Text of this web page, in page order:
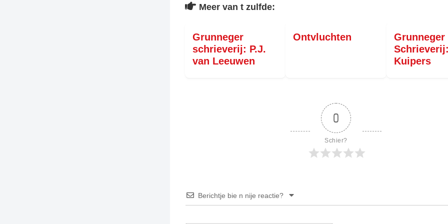
Meer van t zulfde:
Grunneger
schrieverij: P.J.
van Leeuwen
Ontvluchten
Grunneger
Kuipers
0
Schier?
Berichtje bie n nije reactie?